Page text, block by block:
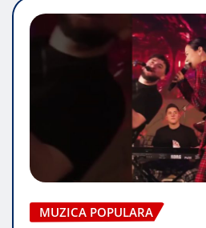
MUZICA POPULARA